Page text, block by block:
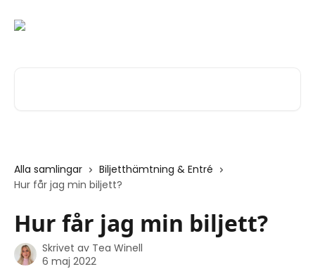
Alla samlingar
Biljetthämtning & Entré
Hur får jag min biljett?
Hur får jag min biljett?
Skrivet av Tea Winell
6 maj 2022